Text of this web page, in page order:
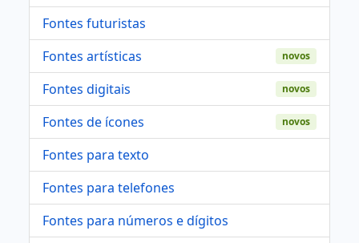
Fontes futuristas
Fontes artísticas
novos
Fontes digitais novos
Fontes de ícones novos
Fontes para texto
Fontes para telefones
Fontes para números e dígitos